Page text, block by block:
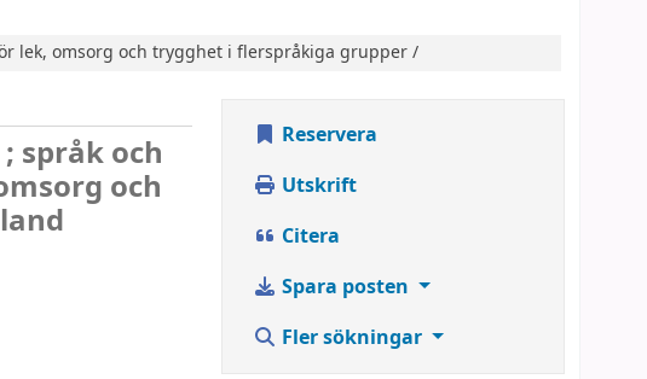
lek, omsorg och trygghet i flerspråkiga grupper /
språk och
och
Reservera
Utskrift
Citera
Spara posten
Fler sökningar